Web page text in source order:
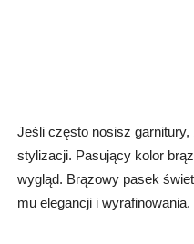
Jeśli często nosisz garnitury,
stylizacji. Pasujący kolor
wygląd. Brązowy pasek
mu elegancji i wyrafinowania.